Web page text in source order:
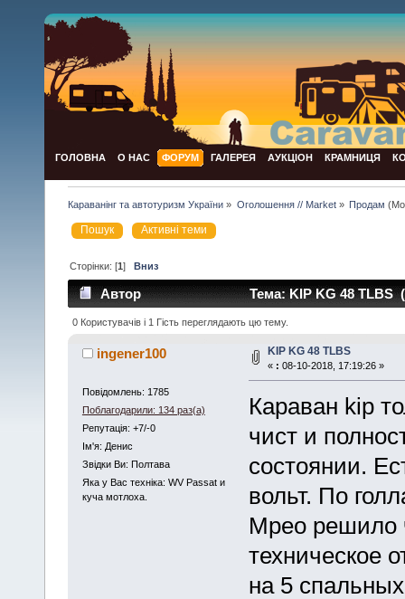
ГОЛОВНА О НАС ФОРУМ ГАЛЕРЕЯ АУКЦІОН КРАМНИЦЯ
Караванінг та автотуризм України » Оголошення // Market» Продам
Пошук Активні теми
Сторінки: [1]Вниз
Автор Тема: KIP KG 48 TLBS
0 Користувачів і 1 Гість переглядають цю тему.
ingener100
Повідомлень: 1785
Поблагодарили: 134 раз(а)
Репутація: +7/-0
Iм'я: Денис
Звідки Ви: Полтава
Яка у Вас техніка: WV Passat и
куча мотлоха.
KIP KG 48 TLBS
« : 08-10-2018, 17:19:26 »
Караван kip
чист и
состоянии.
вольт. По
Мрео решило
техническое
на 5